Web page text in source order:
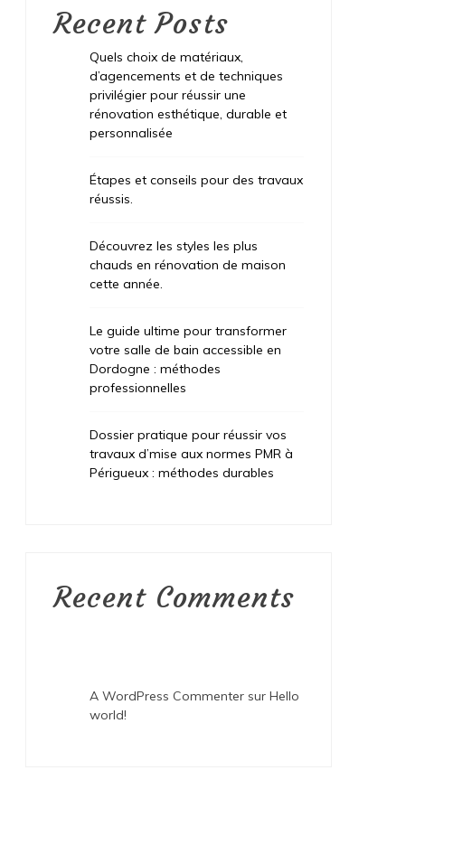
Recent Posts
Quels choix de matériaux,
d’agencements et de techniques
privilégier pour réussir une
rénovation esthétique, durable et
personnalisée
Étapes et conseils pour des travaux
réussis.
Découvrez les styles les plus
chauds en rénovation de maison
cette année.
Le guide ultime pour transformer
votre salle de bain accessible en
Dordogne : méthodes
professionnelles
Dossier pratique pour réussir vos
travaux d’mise aux normes PMR à
Périgueux : méthodes durables
Recent Comments
A WordPress Commenter surHello
world!